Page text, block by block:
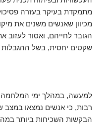
מתמקדת בעיקר בעזרה
מכיוון שאנשים משנים את
הגובר לחייהם, ואסור לעזוב
שקטים יחסית, בשל
למעשה, במהלך ימי המלחמה
רבות, כי אנשים נמצאו במצב
הבקשות השכיחות ביותר